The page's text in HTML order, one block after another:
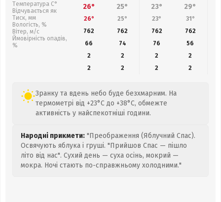
Температура С°
Відчувається як
Тиск, мм
Вологість, %
Вітер, м/с
Ймовірність опадів,
%
26° 25° 23° 29°
26° 25° 23° 31°
762
762 762 762
66
74 76 56
2
2 2
2
2
2 2 2
Зранку та вдень небо буде безхмарним. На
термометрі від +23°C до +38°C, обмежте
активність у найспекотніші години.
Народні прикмети: "Преображення (Яблучний Спас).
Освячують яблука і груші. "Прийшов Спас — пішло
літо від нас". Сухий день — суха осінь, мокрий —
мокра. Ночі стають по-справжньому холодними."